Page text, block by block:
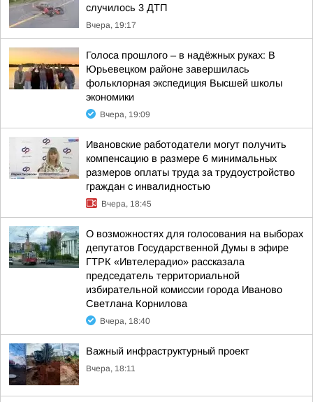
случилось 3 ДТП
Вчера, 19:17
Голоса прошлого – в надёжных руках: В
Юрьевецком районе завершилась
фольклорная экспедиция Высшей школы
экономики
Вчера, 19:09
Ивановские работодатели могут получить
компенсацию в размере 6 минимальных
размеров оплаты труда за трудоустройство
граждан с инвалидностью
Вчера, 18:45
О возможностях для голосования на выборах
депутатов Государственной Думы в эфире
ГТРК «Ивтелерадио» рассказала
председатель территориальной
избирательной комиссии города Иваново
Светлана Корнилова
Вчера, 18:40
Важный инфраструктурный проект
Вчера, 18:11